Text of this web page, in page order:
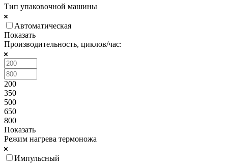
Тип упаковочной машины
Автоматическая
Показать
Производительность, циклов/час:
200
350
500
650
800
Показать
Режим нагрева термоножа
Импульсный